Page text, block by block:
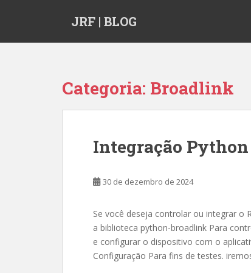
JRF | BLOG
Categoria: Broadlink
Integração
30 de dezembro de 2024
Se você deseja controlar ou integrar o
a biblioteca python-broadlink Para
e configurar o dispositivo com o
Configuração Para fins de testes.